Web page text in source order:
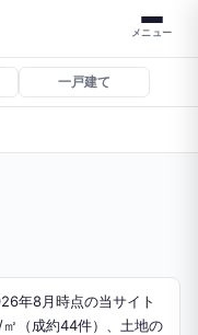
メニュー
一戸建て
年8月時点の当サイト
（成約44件）、土地の